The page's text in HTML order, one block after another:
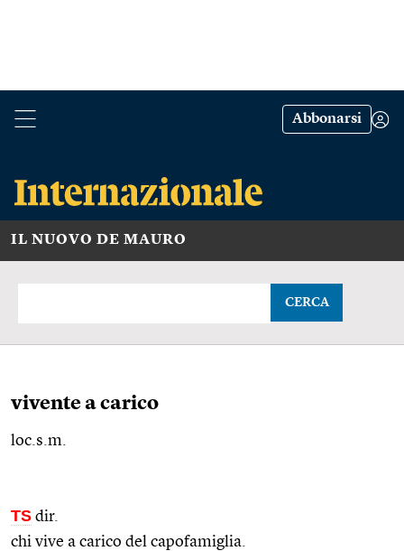
Abbonarsi
IL NUOVO DE MAURO
CERCA
vivente a carico
loc.s.m.
TS dir.
chi vive a carico del capofamiglia.